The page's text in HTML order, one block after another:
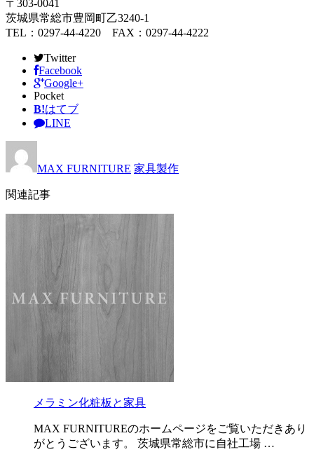
〒303-0041
茨城県常総市豊岡町乙3240-1
TEL：0297-44-4220 FAX：0297-44-4222
Twitter
Facebook
Google+
Pocket
B!はてブ
LINE
MAX FURNITURE 家具製作
関連記事
メラミン化粧板と家具
MAX FURNITUREのホームページをご覧いただきあり
がとうございます。 茨城県常総市に自社工場 …